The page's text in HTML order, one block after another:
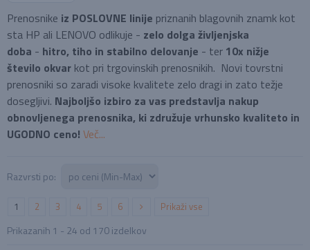
Prenosnike iz POSLOVNE linije priznanih blagovnih znamk kot
sta HP ali LENOVO odlikuje - zelo dolga življenjska
doba - hitro, tiho in stabilno delovanje - ter 10x nižje
število okvar kot pri trgovinskih prenosnikih. Novi tovrstni
prenosniki so zaradi visoke kvalitete zelo dragi in zato težje
dosegljivi. Najboljšo izbiro za vas predstavlja nakup
obnovljenega prenosnika, ki združuje vrhunsko kvaliteto in
UGODNO ceno! Več...
Razvrsti po:
1 2 3 4 5 6 Prikaži vse
Prikazanih 1 - 24 od 170izdelkov